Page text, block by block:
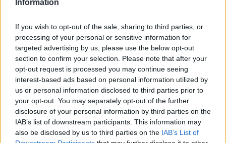
Information
If you wish to opt-out of the sale, sharing to third parties, or
processing of your personal or sensitive information for
targeted advertising by us, please use the below opt-out
section to confirm your selection. Please note that after your
opt-out request is processed you may continue seeing
interest-based ads based on personal information utilized by
us or personal information disclosed to third parties prior to
your opt-out. You may separately opt-out of the further
disclosure of your personal information by third parties on the
IAB’s list of downstream participants. This information may
also be disclosed by us to third parties on the IAB’s List of